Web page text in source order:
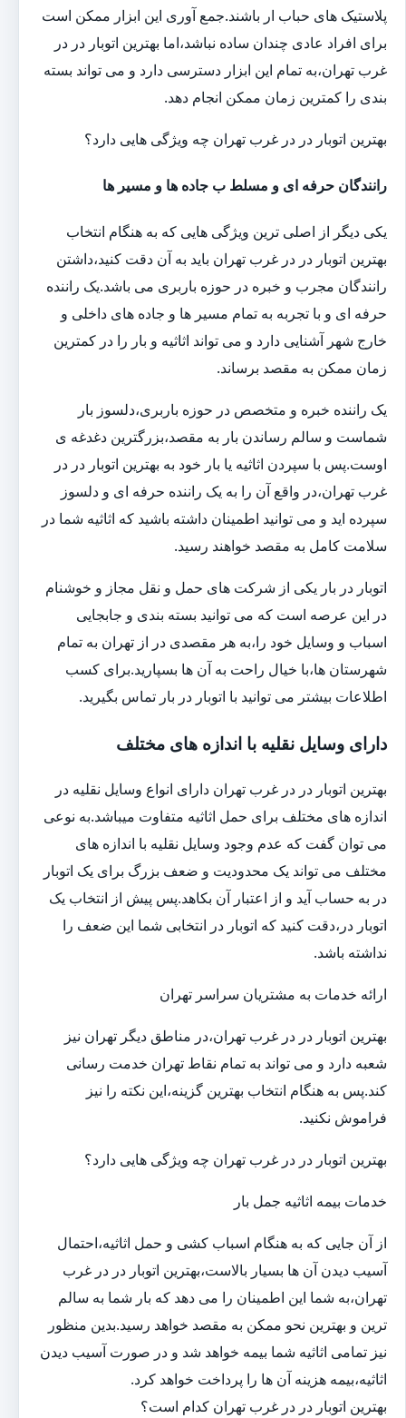
پلاستیک های حباب ار باشند.جمع آوری این ابزار ممکن است
برای افراد عادی چندان ساده نباشد،اما بهترین اتوبار در در
غرب تهران،به تمام این ابزار دسترسی دارد و می تواند بسته
بندی را کمترین زمان ممکن انجام دهد.
بهترین اتوبار در در غرب تهران چه ویژگی هایی دارد؟
رانندگان حرفه ای و مسلط ب جاده ها و مسیر ها
یکی دیگر از اصلی ترین ویژگی هایی که به هنگام انتخاب
بهترین اتوبار در در غرب تهران باید به آن دقت کنید،داشتن
رانندگان مجرب و خبره در حوزه باربری می باشد.یک راننده
حرفه ای و با تجربه به تمام مسیر ها و جاده های داخلی و
خارج شهر آشنایی دارد و می تواند اثاثیه و بار را در کمترین
زمان ممکن به مقصد برساند.
یک راننده خبره و متخصص در حوزه باربری،دلسوز بار
شماست و سالم رساندن بار به مقصد،بزرگترین دغدغه ی
اوست.پس با سپردن اثاثیه یا بار خود به بهترین اتوبار در در
غرب تهران،در واقع آن را به یک راننده حرفه ای و دلسوز
سپرده اید و می توانید اطمینان داشته باشید که اثاثیه شما در
سلامت کامل به مقصد خواهند رسید.
اتوبار در بار یکی از شرکت های حمل و نقل مجاز و خوشنام
در این عرصه است که می توانید بسته بندی و جابجایی
اسباب و وسایل خود را،به هر مقصدی در از تهران به تمام
شهرستان ها،با خیال راحت به آن ها بسپارید.برای کسب
اطلاعات بیشتر می توانید با اتوبار در بار تماس بگیرید.
دارای وسایل نقلیه با اندازه های مختلف
بهترین اتوبار در در غرب تهران دارای انواع وسایل نقلیه در
اندازه های مختلف برای حمل اثاثیه متفاوت می‎باشد.به نوعی
می توان گفت که عدم وجود وسایل نقلیه با اندازه های
مختلف می تواند یک محدودیت و ضعف بزرگ برای یک اتوبار
در به حساب آید و از اعتبار آن بکاهد.پس پیش از انتخاب یک
اتوبار در،دقت کنید که اتوبار در انتخابی شما این ضعف را
نداشته باشد.
ارائه خدمات به مشتریان سراسر تهران
بهترین اتوبار در در غرب تهران،در مناطق دیگر تهران نیز
شعبه دارد و می تواند به تمام نقاط تهران خدمت رسانی
کند.پس به هنگام انتخاب بهترین گزینه،این نکته را نیز
فراموش نکنید.
بهترین اتوبار در در غرب تهران چه ویژگی هایی دارد؟
خدمات بیمه اثاثیه جمل بار
از آن جایی که به هنگام اسباب کشی و حمل اثاثیه،احتمال
آسیب دیدن آن ها بسیار بالاست،بهترین اتوبار در در غرب
تهران،به شما این اطمینان را می دهد که بار شما به سالم
ترین و بهترین نحو ممکن به مقصد خواهد رسید.بدین منظور
نیز تمامی اثاثیه شما بیمه خواهد شد و در صورت آسیب دیدن
اثاثیه،بیمه هزینه آن ها را پرداخت خواهد کرد.
بهترین اتوبار در در غرب تهران کدام است؟